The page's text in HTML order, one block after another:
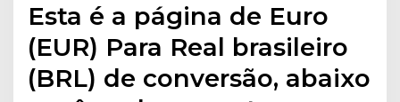
Esta é a página de Euro
(EUR) Para Real brasileiro
(BRL) de conversão, abaixo